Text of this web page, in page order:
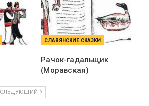
СЛАВЯНСКИЕ СКАЗКИ
Рачок-гадальщик
(Моравская)
СЛЕДУЮЩИЙ